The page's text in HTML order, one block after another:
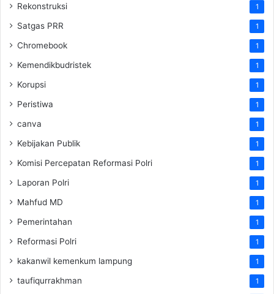
Rekonstruksi 1
Satgas PRR 1
Chromebook 1
Kemendikbudristek 1
Korupsi 1
Peristiwa 1
canva 1
Kebijakan Publik 1
Komisi Percepatan Reformasi Polri 1
Laporan Polri 1
Mahfud MD 1
Pemerintahan 1
Reformasi Polri 1
kakanwil kemenkum lampung 1
taufiqurrakhman 1